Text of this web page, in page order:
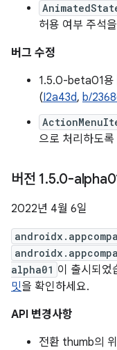
허용 여부 주석
버그 수정
1.5.0-beta01용
(I2a43d, b/
으로 처리하도
버전 1.5.0-
2022년 4월 6일
alpha01 이 출시되었
밋을 확인하세요.
API 변경사항
전환 thumb의